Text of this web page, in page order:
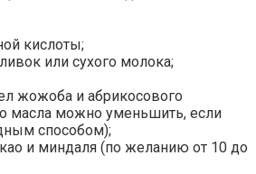
кислоты;
или сухого молока;
жожоба и абрикосового
масла можно уменьшить, если
способом);
и миндаля (по желанию от 10 до